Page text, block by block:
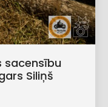
sacensību
Siliņš